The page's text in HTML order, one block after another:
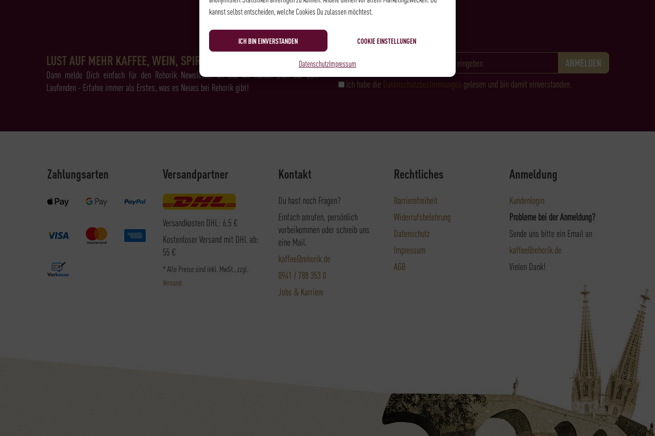
kannst selbst entscheiden, welche Cookies Du zulassen möchtest.
ICH BIN EINVERSTANDEN COOKIE EINSTELLUNGEN
DatenschutzImpressum
NEWSLETTER
LUST AUF MEHR KAFFEE, WEIN, SPIRITS & FEINKOST?
Dann melde Dich einfach für den Rehorik Newsletter an und wir halten Dich auf dem
Laufenden - Erfahre immer als Erstes, was es Neues bei Rehorik gibt!
Ich habe die Datenschutzbestimmungen gelesen und bin damit einverstanden.
Zahlungsarten Versandpartner
Versandkosten DHL: 6,5 €
Kostenloser Versand mit DHL ab:
55 €
* Alle Preise sind inkl. MwSt., zzgl.
Versand
Kontakt
Du hast noch Fragen?
Einfach anrufen, persönlich
vorbeikommen oder schreib uns
eine Mail.
kaffee@rehorik.de
0941 / 788 353 0
Jobs & Karriere
Rechtliches
Barrierefreiheit
Widerrufsbelehrung
Datenschutz
Impressum
AGB
Anmeldung
Kundenlogin
Probleme bei der Anmeldung?
Sende uns bitte ein Email an
kaffee@rehorik.de
Vielen Dank!